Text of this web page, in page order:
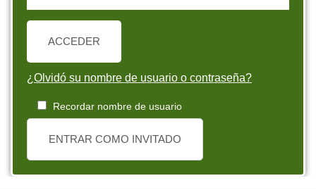
ACCEDER
¿Olvidó su nombre de usuario o contraseña?
Recordar nombre de usuario
ENTRAR COMO INVITADO